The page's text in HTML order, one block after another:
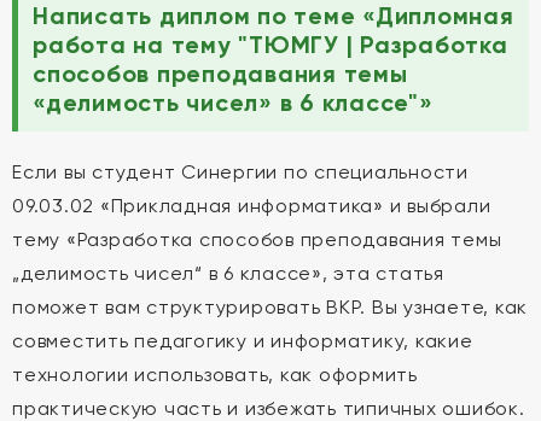
Написать диплом по теме «Дипломная
работа на тему "ТЮМГУ | Разработка
способов преподавания темы
«делимость чисел» в 6 классе"»
Если вы студент Синергии по специальности
09.03.02 «Прикладная информатика» и выбрали
тему «Разработка способов преподавания темы
„делимость чисел“ в 6 классе», эта статья
поможет вам структурировать ВКР. Вы узнаете, как
совместить педагогику и информатику, какие
технологии использовать, как оформить
практическую часть и избежать типичных ошибок.